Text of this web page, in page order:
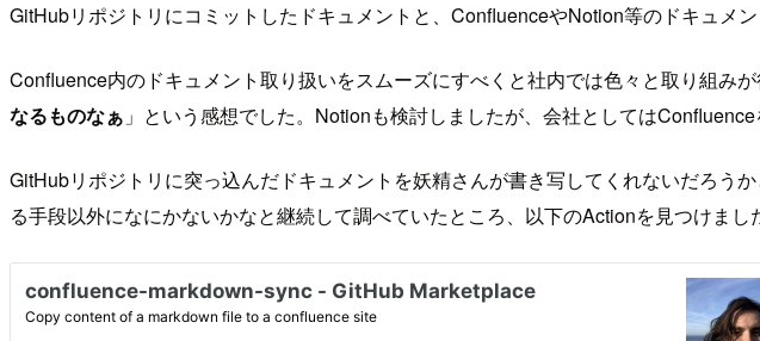
GitHubリポジトリにコミットしたドキュメントと、ConfluenceやNotion等のドキュメ
Confluence内のドキュメント取り扱いをスムーズにすべくと社内では色々と取り組み
なるものなぁ 」という感想でした。Notionも検討しましたが、会社としては
GitHubリポジトリに突っ込んだドキュメントを妖精さんが書き写してくれないだろ
る手段以外になにかないかなと継続して調べていたところ、以下のActionを見つけまし